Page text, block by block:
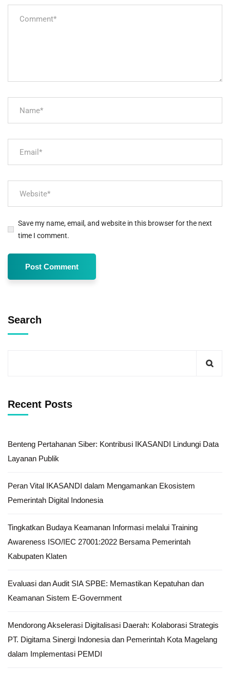
Save my name, email, and website in this browser for the next
time I comment.
Search
Recent Posts
Benteng Pertahanan Siber: Kontribusi IKASANDI Lindungi Data
Layanan Publik
Peran Vital IKASANDI dalam Mengamankan Ekosistem
Pemerintah Digital Indonesia
Tingkatkan Budaya Keamanan Informasi melalui Training
Awareness ISO/IEC 27001:2022 Bersama Pemerintah
Kabupaten Klaten
Evaluasi dan Audit SIA SPBE: Memastikan Kepatuhan dan
Keamanan Sistem E-Government
Mendorong Akselerasi Digitalisasi Daerah: Kolaborasi Strategis
PT. Digitama Sinergi Indonesia dan Pemerintah Kota Magelang
dalam Implementasi PEMDI